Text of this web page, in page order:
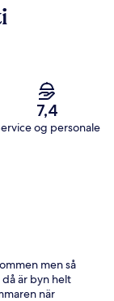
7,4
og personale
men så
då är byn helt
när